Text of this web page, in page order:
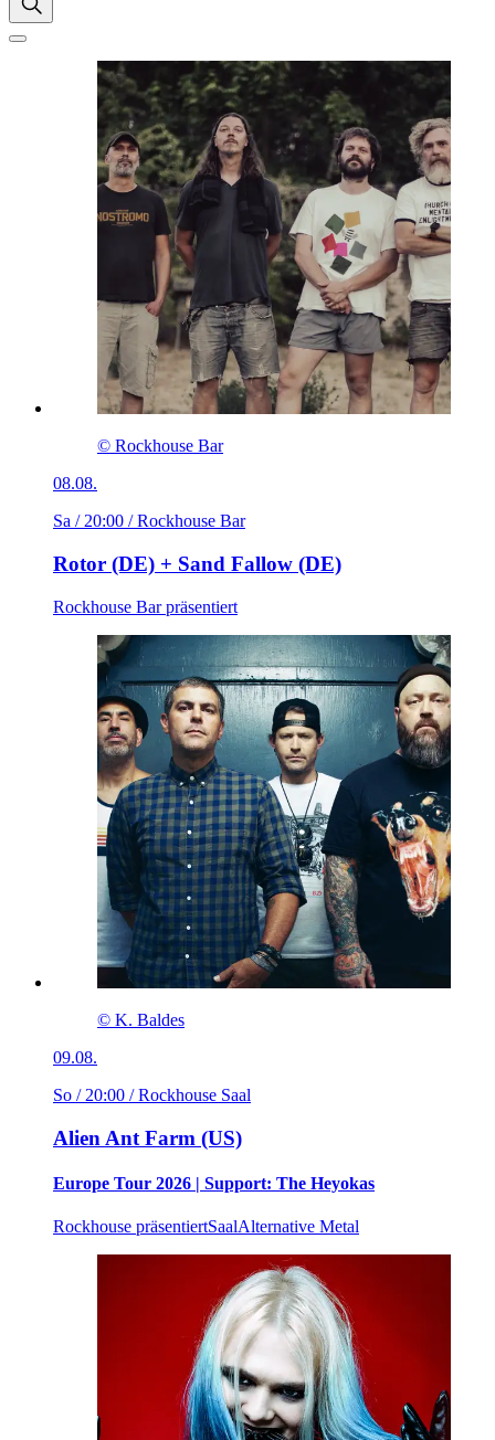
© Rockhouse Bar
08.08.
Sa / 20:00 / Rockhouse Bar
Rotor (DE) + Sand Fallow (DE)
Rockhouse Bar präsentiert
© K. Baldes
09.08.
So / 20:00 / Rockhouse Saal
Alien Ant Farm (US)
Europe Tour 2026 | Support: The Heyokas
Rockhouse präsentiertSaalAlternative Metal